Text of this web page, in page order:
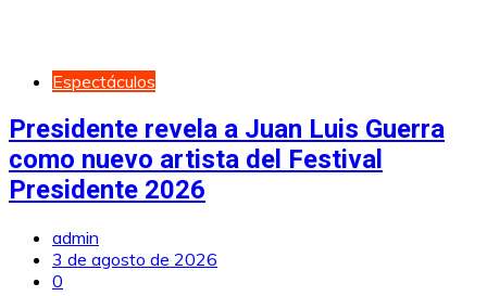
Espectáculos
Presidente revela a Juan Luis Guerra
como nuevo artista del Festival
Presidente 2026
admin
3 de agosto de 2026
0